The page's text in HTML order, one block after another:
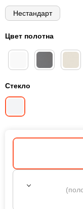
Нестандарт
Цвет полотна
Стекло